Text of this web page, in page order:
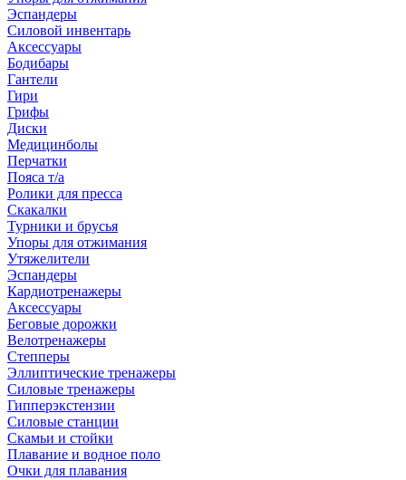
Эспандеры
Силовой инвентарь
Аксессуары
Бодибары
Гантели
Гири
Грифы
Диски
Медицинболы
Перчатки
Пояса т/а
Ролики для пресса
Скакалки
Турники и брусья
Упоры для отжимания
Утяжелители
Эспандеры
Кардиотренажеры
Аксессуары
Беговые дорожки
Велотренажеры
Степперы
Эллиптические тренажеры
Силовые тренажеры
Гипперэкстензии
Силовые станции
Скамьи и стойки
Плавание и водное поло
Очки для плавания